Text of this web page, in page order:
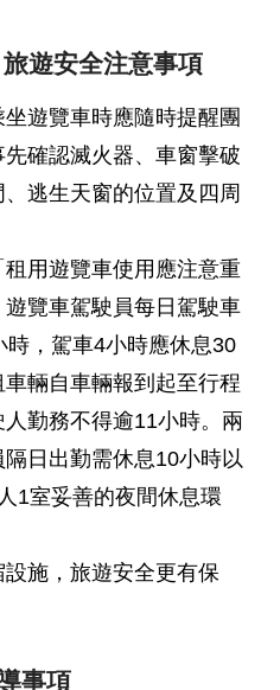
遊安全注意事項
遊覽車時應隨時提醒團
確認滅火器、車窗擊破
逃生天窗的位置及四周
用遊覽車使用應注意重
覽車駕駛員每日駕駛車
，駕車4小時應休息30
輛自車輛報到起至行程
勤務不得逾11小時。兩
日出勤需休息10小時以
1室妥善的夜間休息環
施，旅遊安全更有保
事項